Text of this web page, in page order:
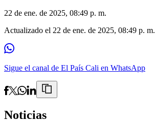
22 de ene. de 2025, 08:49 p. m.
Actualizado el 22 de ene. de 2025, 08:49 p. m.
Sigue el canal de El País Cali en WhatsApp
Noticias